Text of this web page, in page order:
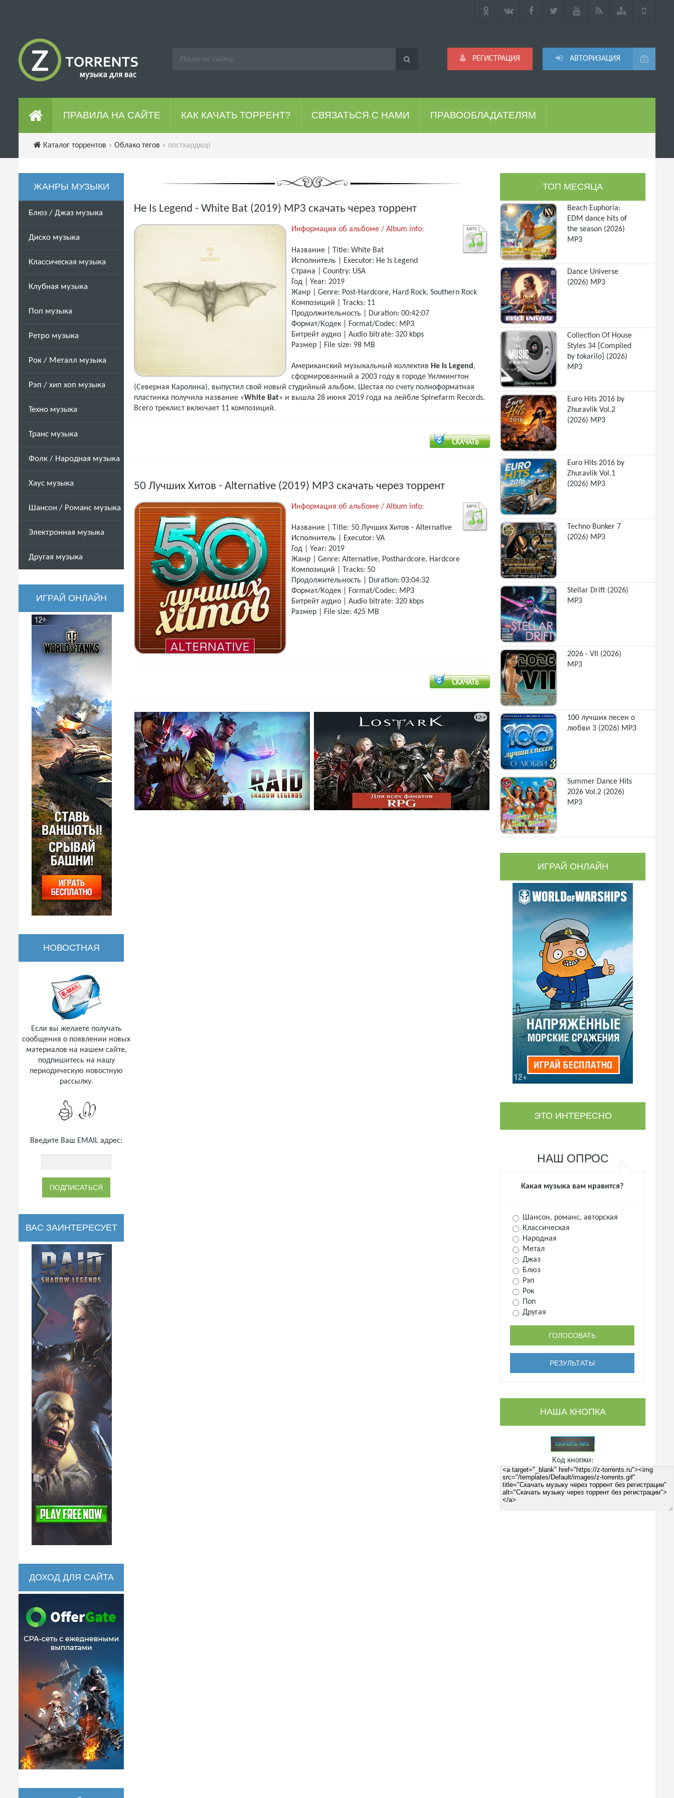
АВТОРИЗАЦИЯ
РЕГИСТРАЦИЯ
ПРАВИЛА НА САЙТЕ КАК КАЧАТЬ ТОРРЕНТ? СВЯЗАТЬСЯ С НАМИ ПРАВООБЛАДАТЕЛЯМ
Каталог торрентов » Облако тегов » постхардкор
ЖАНРЫ МУЗЫКИ
Блюз / Джаз музыка
Диско музыка
Классическая музыка
Клубная музыка
Поп музыка
Ретро музыка
Рок / Металл музыка
Рэп / хип хоп музыка
Техно музыка
Транс музыка
Фолк / Народная музыка
Хаус музыка
Шансон / Романс музыка
Электронная музыка
Другая музыка
ИГРАЙ ОНЛАЙН
НОВОСТНАЯ
РАССЫЛКА
Если вы желаете получать
сообщения о появлении новых
материалов на нашем сайте,
подпишитесь на нашу
периодическую новостную
рассылку.
Введите Ваш EMAIL адрес:
ВАС ЗАИНТЕРЕСУЕТ
ДОХОД ДЛЯ САЙТА
He Is Legend - White Bat (2019) MP3 скачать через торрент
Информация об альбоме / Album info:
Название | Title: White Bat
Исполнитель | Executor: He Is Legend
Страна | Country: USA
Год | Year: 2019
Жанр | Genre: Post-Hardcore, Hard Rock, Southern Rock
Композиций | Tracks: 11
Продолжительность | Duration: 00:42:07
Формат/Кодек | Format/Codec: MP3
Битрейт аудио | Audio bitrate: 320 kbps
Размер | File size: 98 MB
Американский музыкальный коллектив He Is Legend ,
сформированный а 2003 году в городе Уилмингтон
(Северная Каролина), выпустил свой новый студийный альбом. Шестая по счету полноформатная
пластинка получила название «White Bat» и вышла 28 июня 2019 года на лейбле Spinefarm Records.
Всего треклист включает 11 композиций.
50 Лучших Хитов - Alternative (2019) MP3 скачать через торрент
Информация об альбоме / Album info:
Название | Title: 50 Лучших Хитов - Alternative
Исполнитель | Executor: VA
Год | Year: 2019
Жанр | Genre: Alternative, Posthardcore, Hardcore
Композиций | Tracks: 50
Продолжительность | Duration: 03:04:32
Формат/Кодек | Format/Codec: MP3
Битрейт аудио | Audio bitrate: 320 kbps
Размер | File size: 425 MB
ТОП МЕСЯЦА
Beach Euphoria:
EDM dance hits of
the season (2026)
MP3
Dance Universe
(2026) MP3
Collection Of House
Styles 34 [Compiled
by tokarilo] (2026)
MP3
Euro Hits 2016 by
Zhuravlik Vol.2
(2026) MP3
Euro Hits 2016 by
Zhuravlik Vol.1
(2026) MP3
Techno Bunker 7
(2026) MP3
Stellar Drift (2026)
MP3
2026 - VII (2026)
MP3
100 лучших песен о
любви 3 (2026) MP3
Summer Dance Hits
2026 Vol.2 (2026)
MP3
ИГРАЙ ОНЛАЙН
ЭТО ИНТЕРЕСНО
НАШ ОПРОС
Какая музыка вам нравится?
Шансон, романс, авторская
Классическая
Народная
Метал
Джаз
Блюз
Рэп
Рок
Поп
Другая
НАША КНОПКА
Код кнопки: